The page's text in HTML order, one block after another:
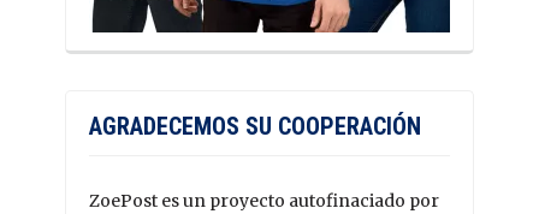
AGRADECEMOS SU COOPERACIÓN
ZoePost es un proyecto autofinaciado por